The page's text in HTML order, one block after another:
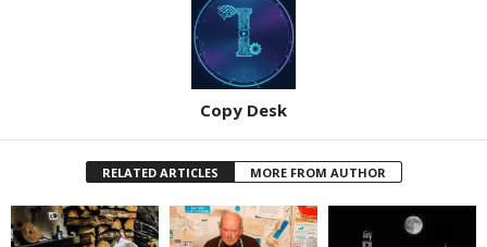
Copy Desk
RELATED ARTICLES MORE FROM AUTHOR